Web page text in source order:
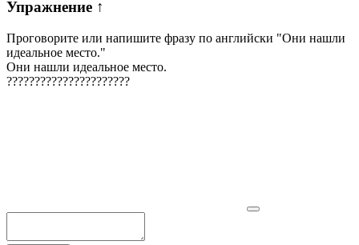
Упражнение ↑
Проговорите или напишите фразу по английски "Они нашли
идеальное место."
Они нашли идеальное место.
??????????????????????